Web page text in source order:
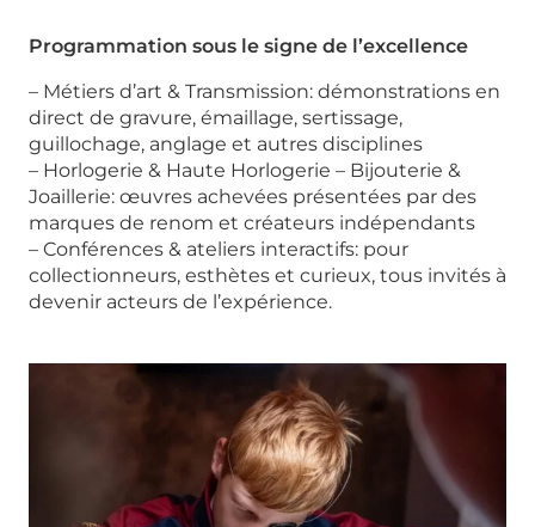
Programmation sous le signe de l’excellence
– Métiers d’art & Transmission: démonstrations en
direct de gravure, émaillage, sertissage,
guillochage, anglage et autres disciplines
– Horlogerie & Haute Horlogerie – Bijouterie &
Joaillerie: œuvres achevées présentées par des
marques de renom et créateurs indépendants
– Conférences & ateliers interactifs: pour
collectionneurs, esthètes et curieux, tous invités à
devenir acteurs de l’expérience.